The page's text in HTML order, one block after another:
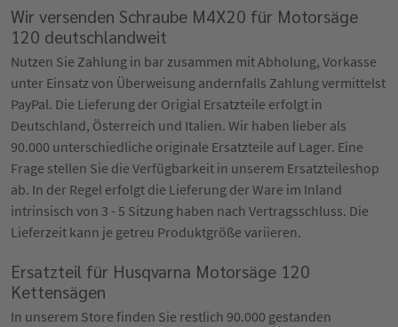
Wir versenden Schraube M4X20 für Motorsäge
120 deutschlandweit
Nutzen Sie Zahlung in bar zusammen mit Abholung, Vorkasse
unter Einsatz von Überweisung andernfalls Zahlung vermittelst
PayPal. Die Lieferung der Origial Ersatzteile erfolgt in
Deutschland, Österreich und Italien. Wir haben lieber als
90.000 unterschiedliche originale Ersatzteile auf Lager. Eine
Frage stellen Sie die Verfügbarkeit in unserem Ersatzteileshop
ab. In der Regel erfolgt die Lieferung der Ware im Inland
intrinsisch von 3 - 5 Sitzung haben nach Vertragsschluss. Die
Lieferzeit kann je getreu Produktgröße variieren.
Ersatzteil für Husqvarna Motorsäge 120
Kettensägen
In unserem Store finden Sie restlich 90.000 gestanden